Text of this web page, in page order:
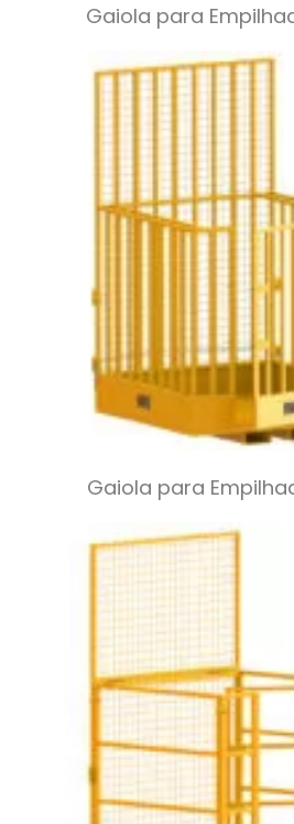
Gaiola para
Gaiola para